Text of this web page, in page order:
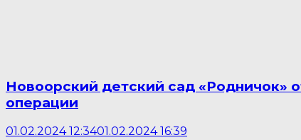
Новоорский детский сад «Родничок»
операции
01.02.2024 12:3401.02.2024 16:39